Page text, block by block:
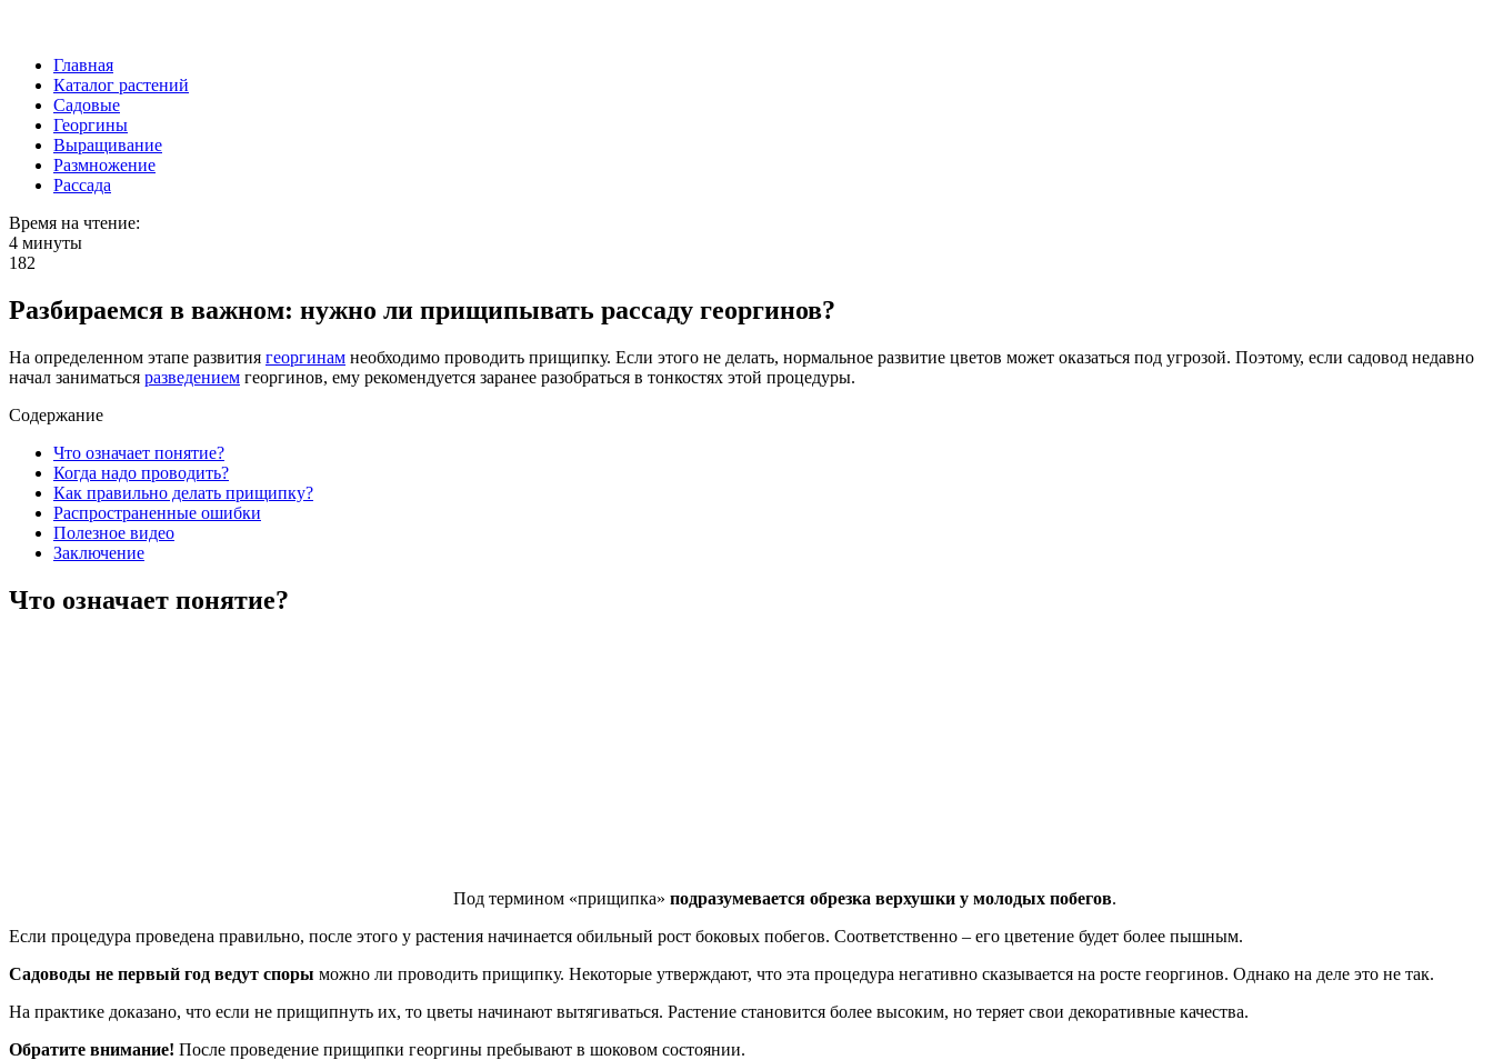
Главная
Каталог растений
Садовые
Георгины
Выращивание
Размножение
Рассада
Время на чтение:
4 минуты
182
Разбираемся в важном: нужно ли прищипывать рассаду георгинов?
На определенном этапе развития георгинам необходимо проводить прищипку. Если этого не делать, нормальное развитие цветов может оказаться под угрозой. Поэтому, если садовод недавно
начал заниматься разведением георгинов, ему рекомендуется заранее разобраться в тонкостях этой процедуры.
Содержание
Что означает понятие?
Когда надо проводить?
Как правильно делать прищипку?
Распространенные ошибки
Полезное видео
Заключение
Что означает понятие?
Под термином «прищипка» подразумевается обрезка верхушки у молодых побегов.
Если процедура проведена правильно, после этого у растения начинается обильный рост боковых побегов. Соответственно – его цветение будет более пышным.
Садоводы не первый год ведут споры можно ли проводить прищипку. Некоторые утверждают, что эта процедура негативно сказывается на росте георгинов. Однако на деле это не так.
На практике доказано, что если не прищипнуть их, то цветы начинают вытягиваться. Растение становится более высоким, но теряет свои декоративные качества.
Обратите внимание! После проведение прищипки георгины пребывают в шоковом состоянии.